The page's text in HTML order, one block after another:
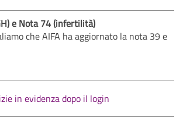
e Nota 74 (infertilità)
che AIFA ha aggiornato la nota 39 e
in evidenza dopo il login